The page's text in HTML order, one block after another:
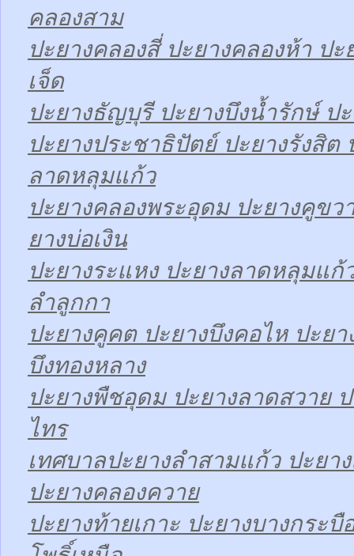
คลองสาม
ปะยางคลองสี่ ปะยางคลองห้า ป
เจ็ด
ปะยางธัญบุรี ปะยางบึงน้ำรักษ์ ป
ปะยางประชาธิปัตย์ ปะยางรังสิต
ลาดหลุมแก้ว
ปะยางคลองพระอุดม ปะยางคูขว
ยางบ่อเงิน
ปะยางระแหง ปะยางลาดหลุมแก้
ลำลูกกา
ปะยางคูคต ปะยางบึงคอไห ปะย
บึงทองหลาง
ปะยางพืชอุดม ปะยางลาดสวาย
ไทร
เทศบาลปะยางลำสามแก้ว ปะยา
ปะยางคลองควาย
ปะยางท้ายเกาะ ปะยางบางกระบื